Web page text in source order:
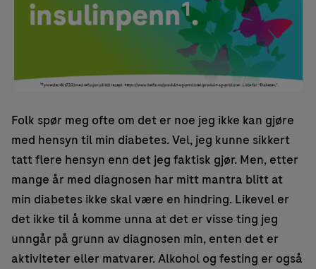
Folk spør meg ofte om det er noe jeg ikke kan gjøre
med hensyn til min diabetes. Vel, jeg kunne sikkert
tatt flere hensyn enn det jeg faktisk gjør. Men, etter
mange år med diagnosen har mitt mantra blitt at
min diabetes ikke skal være en hindring. Likevel er
det ikke til å komme unna at det er visse ting jeg
unngår på grunn av diagnosen min, enten det er
aktiviteter eller matvarer. Alkohol og festing er også